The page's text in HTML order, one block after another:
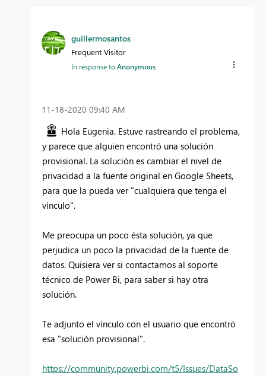
guillermosantos
Frequent Visitor
In response toAnonymous
‎11-18-2020 09:40 AM
Hola Eugenia. Estuve rastreando el problema,
y parece que alguien encontró una solución
provisional. La solución es cambiar el nivel de
privacidad a la fuente original en Google Sheets,
para que la pueda ver "cualquiera que tenga el
vínculo".
Me preocupa un poco ésta solución, ya que
perjudica un poco la privacidad de la fuente de
datos. Quisiera ver si contactamos al soporte
técnico de Power Bi, para saber si hay otra
solución.
Te adjunto el vínculo con el usuario que encontró
esa "solución provisional".
https://community.powerbi.com/t5/Issues/DataSo